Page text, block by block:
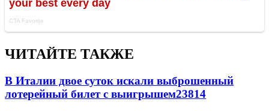
ЧИТАЙТЕ ТАКЖЕ
В Италии двое суток искали выброшенный
лотерейный билет с выигрышем23814